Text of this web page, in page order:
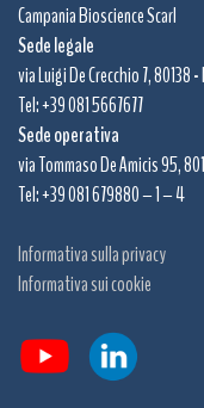
Campania Bioscience Scarl
Sede legale
via Luigi De Crecchio 7, 80138
Tel: +39 081 5667677
Sede operativa
via Tommaso De Amicis 95,
Tel: +39 081 679880 – 1 – 4
Informativa sulla privacy
Informativa sui cookie